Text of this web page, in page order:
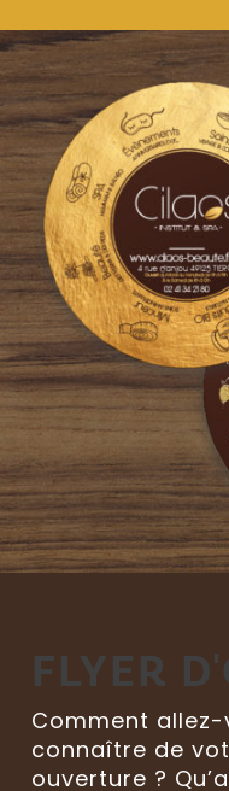
FLYER
Comment
connaître de
ouverture ?